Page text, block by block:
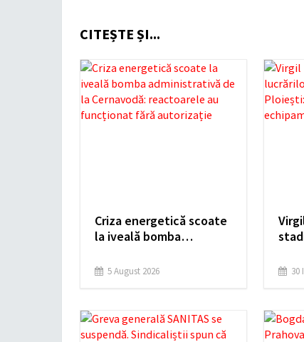
CITEȘTE ȘI...
Criza energetică scoate
la iveală bomba
Cernavodă: reactoarele
5 August 2026 30